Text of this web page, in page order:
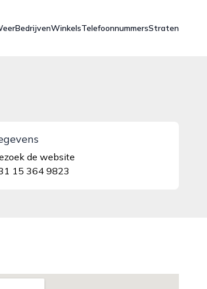
BedrijvenWinkelsTelefoonnummersStraten
de website
15 364 9823